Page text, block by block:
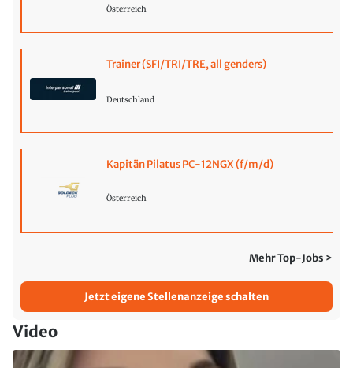
Österreich
Trainer (SFI/TRI/TRE, all genders)
Deutschland
Kapitän Pilatus PC-12NGX (f/m/d)
Österreich
Mehr Top-Jobs >
Jetzt eigene Stellenanzeige schalten
Video